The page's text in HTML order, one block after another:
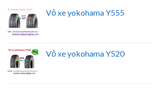
Vỏ xe yokohama Y555
Vỏ xe yokohama Y520